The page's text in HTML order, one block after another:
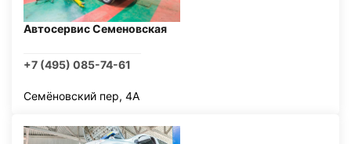
Автосервис Семеновская
+7 (495) 085-74-61
Семёновский пер, 4А